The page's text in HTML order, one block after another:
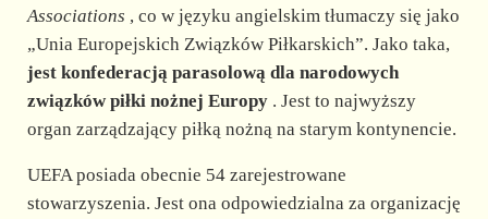
Associations , co w języku angielskim tłumaczy się jako
„Unia Europejskich Związków Piłkarskich”. Jako taka,
jest konfederacją parasolową dla narodowych
związków piłki nożnej Europy. Jest to najwyższy
organ zarządzający piłką nożną na starym kontynencie.
UEFA posiada obecnie 54 zarejestrowane
stowarzyszenia. Jest ona odpowiedzialna za organizację